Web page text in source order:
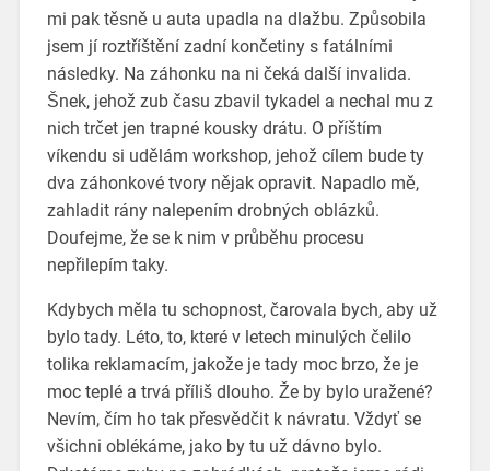
mi pak těsně u auta upadla na dlažbu. Způsobila
jsem jí roztříštění zadní končetiny s fatálními
následky. Na záhonku na ni čeká další invalida.
Šnek, jehož zub času zbavil tykadel a nechal mu z
nich trčet jen trapné kousky drátu. O příštím
víkendu si udělám workshop, jehož cílem bude ty
dva záhonkové tvory nějak opravit. Napadlo mě,
zahladit rány nalepením drobných oblázků.
Doufejme, že se k nim v průběhu procesu
nepřilepím taky.
Kdybych měla tu schopnost, čarovala bych, aby už
bylo tady. Léto, to, které v letech minulých čelilo
tolika reklamacím, jakože je tady moc brzo, že je
moc teplé a trvá příliš dlouho. Že by bylo uražené?
Nevím, čím ho tak přesvědčit k návratu. Vždyť se
všichni oblékáme, jako by tu už dávno bylo.